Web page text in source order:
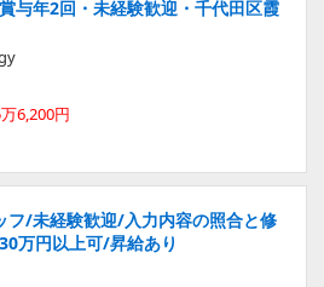
与年2回・未経験歓迎・千代田区霞
6,200円
フ/未経験歓迎/入力内容の照合と修
万円以上可/昇給あり